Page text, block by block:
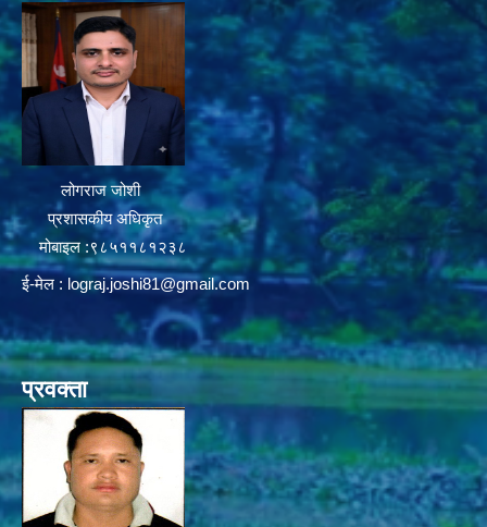
लोगराज जोशी
प्रशासकीय अधिकृत
मोबाइल :९८५११८१२३८
ई-मेल : lograj.joshi81@gmail.com
प्रवक्ता